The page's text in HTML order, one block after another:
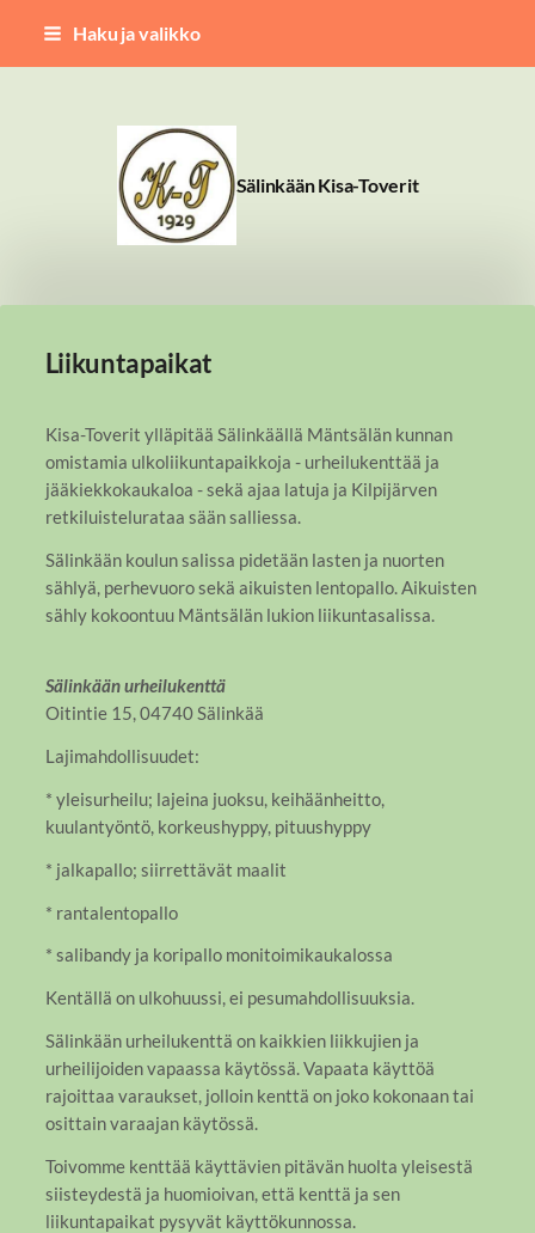
Siirry
Haku ja valikko
Sälinkään Kisa-Toverit
Liikuntapaikat
Kisa-Toverit ylläpitää Sälinkäällä Mäntsälän kunnan
omistamia ulkoliikuntapaikkoja - urheilukenttää ja
jääkiekkokaukaloa - sekä ajaa latuja ja Kilpijärven
retkiluistelurataa sään salliessa.
Sälinkään koulun salissa pidetään lasten ja nuorten
sählyä, perhevuoro sekä aikuisten lentopallo. Aikuisten
sähly kokoontuu Mäntsälän lukion liikuntasalissa.
Sälinkään urheilukenttä
Oitintie 15, 04740 Sälinkää
Lajimahdollisuudet:
* yleisurheilu; lajeina juoksu, keihäänheitto,
kuulantyöntö, korkeushyppy, pituushyppy
* jalkapallo; siirrettävät maalit
* rantalentopallo
* salibandy ja koripallo monitoimikaukalossa
Kentällä on ulkohuussi, ei pesumahdollisuuksia.
Sälinkään urheilukenttä on kaikkien liikkujien ja
urheilijoiden vapaassa käytössä. Vapaata käyttöä
rajoittaa varaukset, jolloin kenttä on joko kokonaan tai
osittain varaajan käytössä.
Toivomme kenttää käyttävien pitävän huolta yleisestä
siisteydestä ja huomioivan, että kenttä ja sen
liikuntapaikat pysyvät käyttökunnossa.